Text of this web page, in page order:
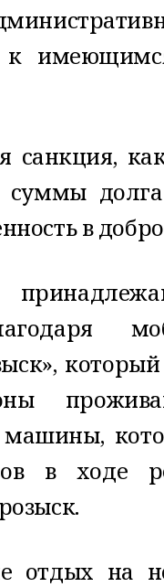
к
санкция,
в
который
в ходе
отдых на